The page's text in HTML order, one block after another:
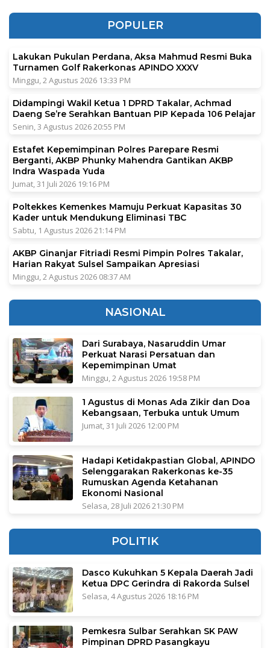
POPULER
Lakukan Pukulan Perdana, Aksa Mahmud Resmi Buka
Turnamen Golf Rakerkonas APINDO XXXV
Minggu, 2 Agustus 2026 13:33 PM
Didampingi Wakil Ketua 1 DPRD Takalar, Achmad
Daeng Se’re Serahkan Bantuan PIP Kepada 106 Pelajar
Senin, 3 Agustus 2026 20:55 PM
Estafet Kepemimpinan Polres Parepare Resmi
Berganti, AKBP Phunky Mahendra Gantikan AKBP
Indra Waspada Yuda
Jumat, 31 Juli 2026 19:16 PM
Poltekkes Kemenkes Mamuju Perkuat Kapasitas 30
Kader untuk Mendukung Eliminasi TBC
Sabtu, 1 Agustus 2026 21:14 PM
AKBP Ginanjar Fitriadi Resmi Pimpin Polres Takalar,
Harian Rakyat Sulsel Sampaikan Apresiasi
Minggu, 2 Agustus 2026 08:37 AM
NASIONAL
Dari Surabaya, Nasaruddin Umar
Perkuat Narasi Persatuan dan
Kepemimpinan Umat
Minggu, 2 Agustus 2026 19:58 PM
1 Agustus di Monas Ada Zikir dan Doa
Kebangsaan, Terbuka untuk Umum
Jumat, 31 Juli 2026 12:00 PM
Hadapi Ketidakpastian Global, APINDO
Selenggarakan Rakerkonas ke-35
Rumuskan Agenda Ketahanan
Ekonomi Nasional
Selasa, 28 Juli 2026 21:30 PM
POLITIK
Dasco Kukuhkan 5 Kepala Daerah Jadi
Ketua DPC Gerindra di Rakorda Sulsel
Selasa, 4 Agustus 2026 18:16 PM
Pemkesra Sulbar Serahkan SK PAW
Pimpinan DPRD Pasangkayu